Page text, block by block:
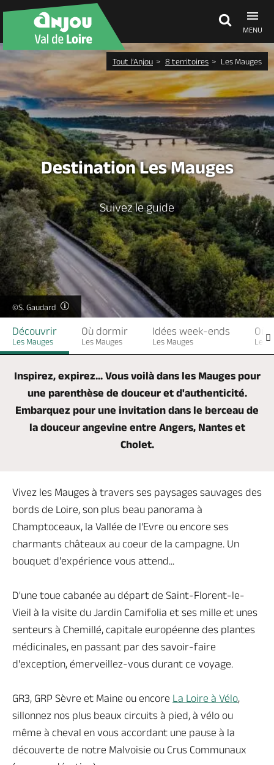
MENU
Découvrir
À voir, à faire
Agenda
Dormir, manger
Séjours, cadeaux
Billetterie en ligne
Tout l’Anjou 8 territoires Les Mauges
Destination Les Mauges
Suivez le guide
©S. Gaudard
Découvrir
Les Mauges
Où dormir
Les Mauges
Idées week-ends
Les Mauges
Où
Les
Inspirez, expirez... Vous voilà dans les Mauges pour
une parenthèse de douceur et d'authenticité.
Embarquez pour une invitation dans le berceau de
la douceur angevine entre Angers, Nantes et
Cholet.
Vivez les Mauges à travers ses paysages sauvages des
bords de Loire, son plus beau panorama à
Champtoceaux, la Vallée de l'Evre ou encore ses
charmants châteaux au coeur de la campagne. Un
bouquet d'expérience vous attend...
D'une toue cabanée au départ de Saint-Florent-le-
Vieil à la visite du Jardin Camifolia et ses mille et unes
senteurs à Chemillé, capitale européenne des plantes
médicinales, en passant par des savoir-faire
d'exception, émerveillez-vous durant ce voyage.
GR3, GRP Sèvre et Maine ou encore La Loire à Vélo,
sillonnez nos plus beaux circuits à pied, à vélo ou
même à cheval en vous accordant une pause à la
découverte de notre Malvoisie ou Crus Communaux